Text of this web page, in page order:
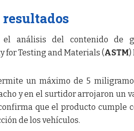
análisis del contenido de
for Testing and Materials (ASTM)
un máximo de 5
y en el surtidor arrojaron un
que el producto cumple
de los vehículos.